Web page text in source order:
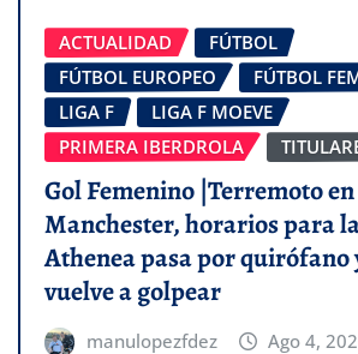
ACTUALIDAD
FÚTBOL
FÚTBOL EUROPEO
FÚTBOL
LIGA F
LIGA F MOEVE
PRIMERA IBERDROLA
Gol Femenino |Terremoto en
Manchester, horarios para
Athenea pasa por quirófano
vuelve a golpear
manulopezfdez Ago 4,